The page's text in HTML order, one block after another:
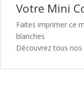
Votre Mini
Faites imprimer ce
blanches
Découvrez tous nos